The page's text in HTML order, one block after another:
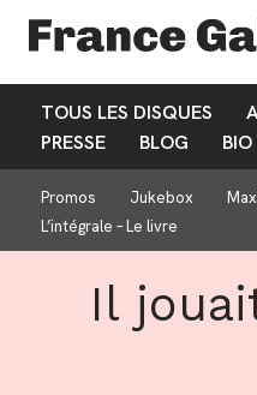
TOUS LES DISQUES
PRESSE
BLOG BIO
Promos Jukebox
L’intégrale – Le livre
Il